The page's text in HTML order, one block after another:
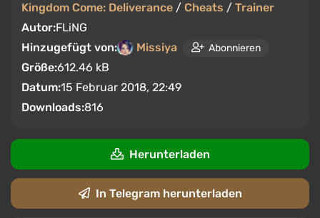
Kingdom Come: Deliverance / Cheats / Trainer
Autor:FLiNG
Hinzugefügt von:
Missiya Abonnieren
Größe:612.46 kB
Datum:15 Februar 2018, 22:49
Downloads:816
Herunterladen
In Telegram herunterladen